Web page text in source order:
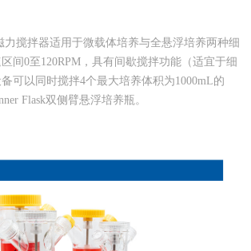
力搅拌器适用于微载体培养与全悬浮培养两种细
间0至120RPM，具有间歇搅拌功能（适宜于细
可以同时搅拌4个最大培养体积为1000mL的
Flask双侧臂悬浮培养瓶。